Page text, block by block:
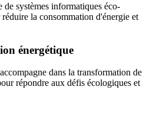
systèmes informatiques éco-
la consommation d'énergie et
énergétique
dans la transformation de
répondre aux défis écologiques et